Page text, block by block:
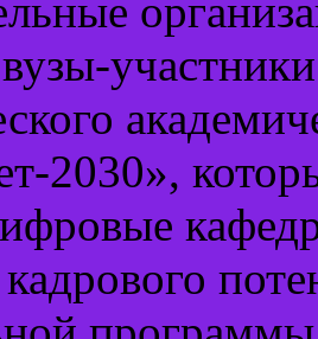
2030»,
кадрового